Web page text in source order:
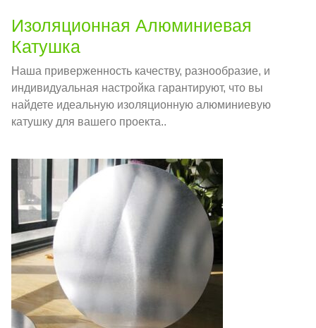
Изоляционная Алюминиевая
Катушка
Наша приверженность качеству, разнообразие, и
индивидуальная настройка гарантируют, что вы
найдете идеальную изоляционную алюминиевую
катушку для вашего проекта..